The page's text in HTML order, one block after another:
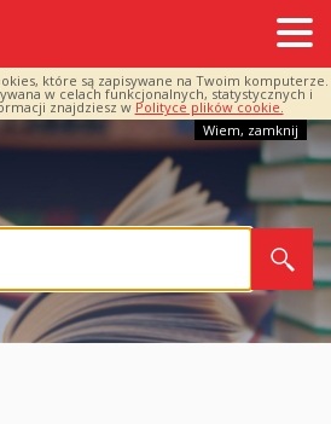
które są zapisywane na Twoim komputerze.
w celach funkcjonalnych, statystycznych i
znajdziesz w Polityce plików cookie.
Wiem, zamknij